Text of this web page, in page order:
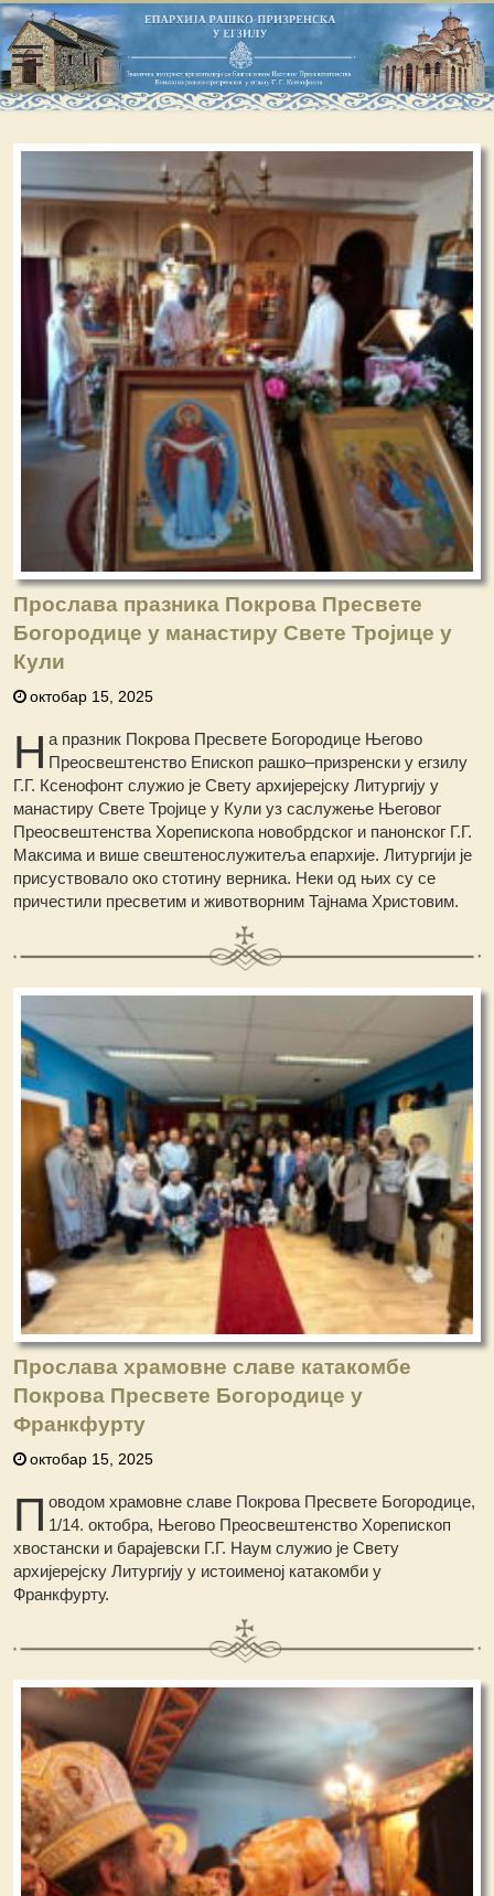
Прослава празника Покрова Пресвете
Богородице у манастиру Свете Тројице у
Кули
октобар 15, 2025
Н а празник Покрова Пресвете Богородице Његово
Преосвештенство Епископ рашко–призренски у егзилу
Г.Г. Ксенофонт служио је Свету aрхијерејску Литургију у
манастиру Свете Тројице у Кули уз саслужење Његовог
Преосвештенства Хорепископа новобрдског и панонског Г.Г.
Максима и више свештенослужитеља епархије. Литургији је
присуствовало око стотину верника. Неки од њих су се
причестили пресветим и животворним Тајнама Христовим.
Прослава храмовне славе катакомбе
Покрова Пресвете Богородице у
Франкфурту
октобар 15, 2025
П оводом храмовне славе Покрова Пресвете Богородице,
1/14. октобра, Његово Преосвештенство Хорепископ
хвостански и барајевски Г.Г. Наум служио је Свету
архијерејску Литургију у истоименој катакомби у
Франкфурту.